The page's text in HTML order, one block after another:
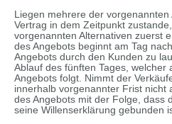
Liegen mehrere der
Vertrag in dem Zeitpunkt
vorgenannten Alternativen zuerst
des Angebots beginnt am Tag
Angebots durch den Kunden zu
Ablauf des fünften Tages, welcher
Angebots folgt. Nimmt der
innerhalb vorgenannter Frist nicht
des Angebots mit der Folge, dass
seine Willenserklärung gebunden